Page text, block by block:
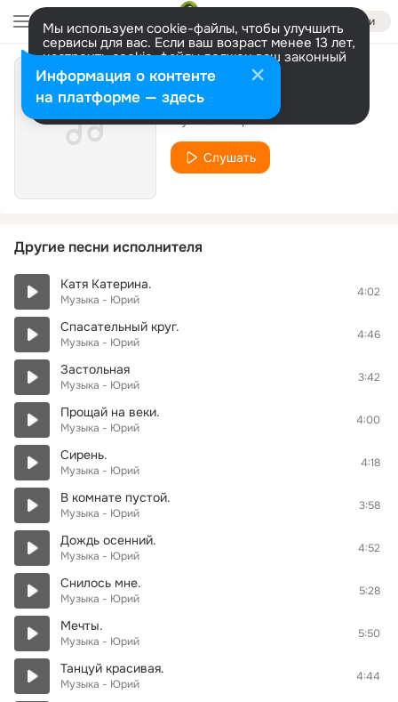
Войти
Мы используем cookie-файлы, чтобы улучшить
сервисы для вас. Если ваш возраст менее 13 лет,
настроить cookie-файлы должен ваш законный
представитель. Больше информации
Разрешить все Настроить
Самая желанная.
Музыка - Юрий
Слушать
Другие песни исполнителя
Катя Катерина.
Музыка - Юрий
4:02
Спасательный круг.
Музыка - Юрий
4:46
Застольная
Музыка - Юрий
3:42
Прощай на веки.
Музыка - Юрий
4:00
Сирень.
Музыка - Юрий
4:18
В комнате пустой.
Музыка - Юрий
3:58
Дождь осенний.
Музыка - Юрий
4:52
Снилось мне.
Музыка - Юрий
5:28
Мечты.
Музыка - Юрий
5:50
Танцуй красивая.
Музыка - Юрий
4:44
Информация о контенте
на платформе — здесь